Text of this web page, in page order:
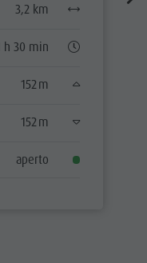
3,2 km
h 30 min
152 m
152 m
aperto